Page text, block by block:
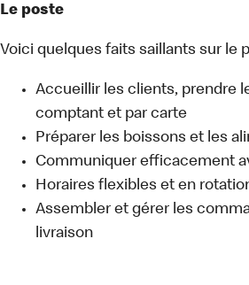
Le poste
Voici quelques faits saillants sur le
Accueillir les clients, prendre
comptant et par carte
Préparer les boissons et les
Communiquer efficacement
Horaires flexibles et en
Assembler et gérer les
livraison